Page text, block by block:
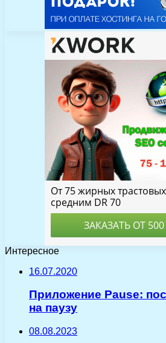
Интересное
16.07.2020
Приложение Pause:
на паузу
08.08.2023